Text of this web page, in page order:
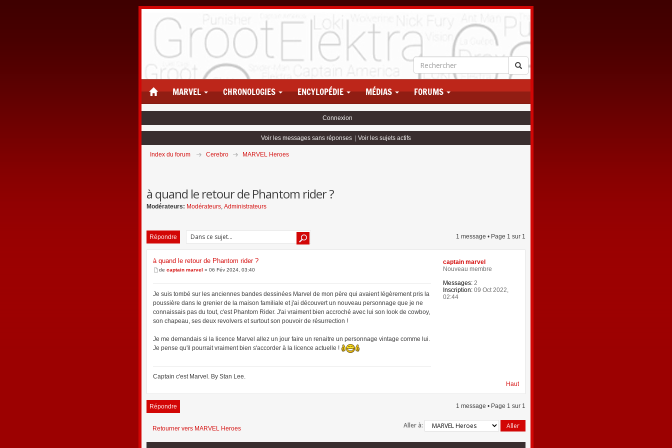
MARVEL CHRONOLOGIES ENCYLOPÉDIE MÉDIAS FORUMS
Connexion
Voir les messages sans réponses Voir les sujets actifs
Index du forum Cerebro MARVEL Heroes
à quand le retour de Phantom rider ?
Modérateurs: Modérateurs, Administrateurs
Répondre 1 message • Page 1 sur 1
à quand le retour de Phantom rider ?
de captain marvel » 06 Fév 2024, 03:40
Je suis tombé sur les anciennes bandes dessinées Marvel de mon père qui avaient légèrement pris la
poussière dans le grenier de la maison familiale et j'ai découvert un nouveau personnage que je ne
connaissais pas du tout, c'est Phantom Rider. J'ai vraiment bien accroché avec lui son look de cowboy,
son chapeau, ses deux revolvers et surtout son pouvoir de résurrection !
Je me demandais si la licence Marvel allez un jour faire un renaitre un personnage vintage comme lui.
Je pense qu'il pourrait vraiment bien s'accorder à la licence actuelle !
Captain c'est Marvel. By Stan Lee.
captain marvel
Nouveau membre
Messages:2
Inscription:09 Oct 2022,
02:44
Haut
Répondre 1 message • Page 1 sur 1
Retourner vers MARVEL Heroes Aller à: